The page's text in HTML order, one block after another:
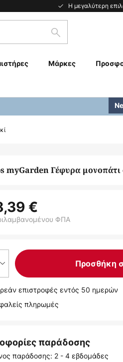
Η μεγαλύτερη
Αναζήτηση
Μάρκες
myGarden Γέφυρα μονοπάτι
€
ΦΠΑ
Προσθήκη
επιστροφές εντός 50 ημερών
πληρωμές
παράδοσης
παράδοσης: 2 - 4 εβδομάδες